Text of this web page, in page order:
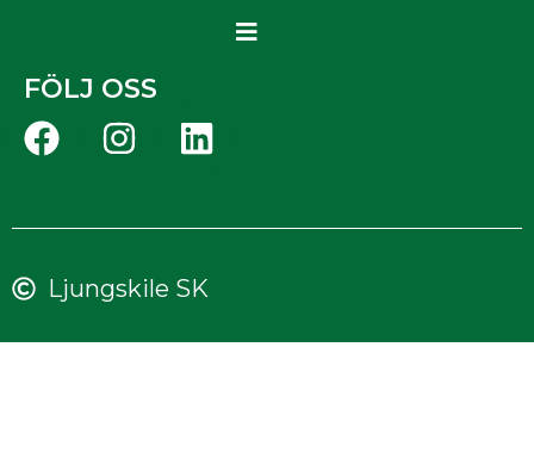
FÖLJ OSS
Ljungskile SK